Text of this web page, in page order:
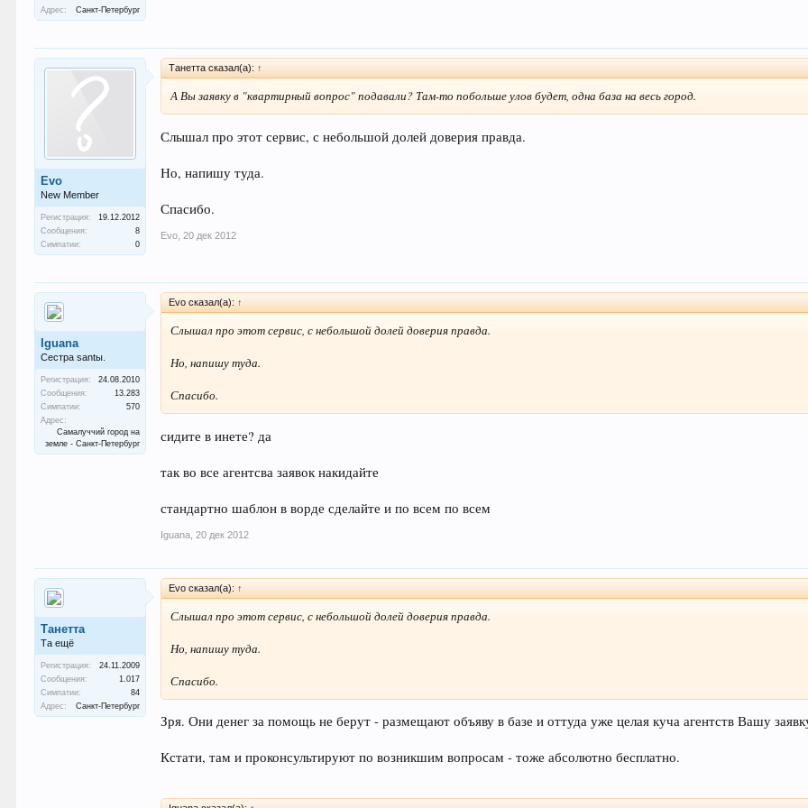
Адрес:
Санкт-Петербург
Evo
New Member
Регистрация:
19.12.2012
Сообщения:
8
Симпатии:
0
Танетта сказал(а): ↑
А Вы заявку в "квартирный вопрос" подавали? Там-то побольше улов будет, одна база на весь город.
Слышал про этот сервис, с небольшой долей доверия правда.
Но, напишу туда.
Спасибо.
Evo 20 дек 2012
Iguana
Сестра santы.
Регистрация:
24.08.2010
Сообщения:
13.283
Симпатии:
570
Адрес:
Самалуччий город на
земле - Санкт-Петербург
Evo сказал(а): ↑
Слышал про этот сервис, с небольшой долей доверия правда.
Но, напишу туда.
Спасибо.
сидите в инете? да
так во все агентсва заявок накидайте
стандартно шаблон в ворде сделайте и по всем по всем
Iguana 20 дек 2012
Танетта
Та ещё
Регистрация:
24.11.2009
Сообщения:
1.017
Симпатии:
84
Адрес:
Санкт-Петербург
Evo сказал(а): ↑
Слышал про этот сервис, с небольшой долей доверия правда.
Но, напишу туда.
Спасибо.
Зря. Они денег за помощь не берут - размещают объяву в базе и оттуда уже целая куча агентств Вашу
Кстати, там и проконсультируют по возникшим вопросам - тоже абсолютно бесплатно.